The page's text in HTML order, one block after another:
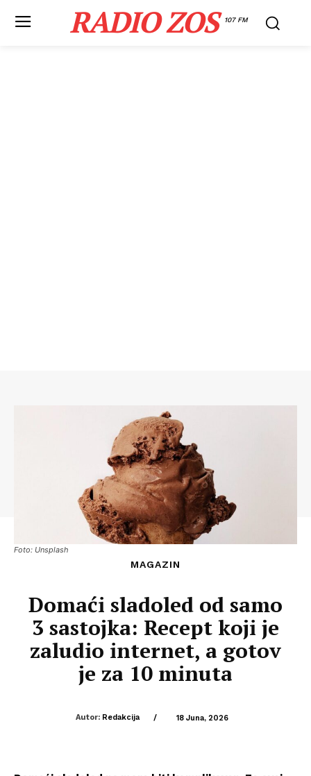
RADIO ZOS 107 FM
Foto: Unsplash
MAGAZIN
Domaći sladoled od samo
3 sastojka: Recept koji je
zaludio internet, a gotov
je za 10 minuta
Autor: Redakcija / 18 Juna, 2026